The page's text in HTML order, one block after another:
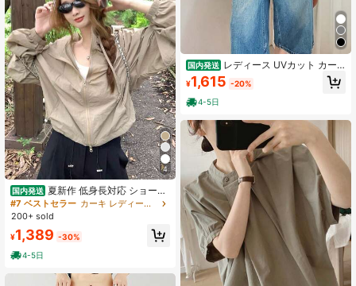
4
国内発送 夏新作 低身長対応 ショート
丈パーカー 韓国風 紫外線カット ス
リム日焼け止めアウター
#7 ベストセラー
カーキ レディース軽量ジャケット
200+ sold
¥1,389 -30%
4-5日
国内発送 レディース UVカット カー
ディガン ショート丈 長袖 薄手 通気
性 軽量 紫外線対策 冷房対策 夏 きれ
いめ 羽織り トップス
¥1,615 -20%
4-5日